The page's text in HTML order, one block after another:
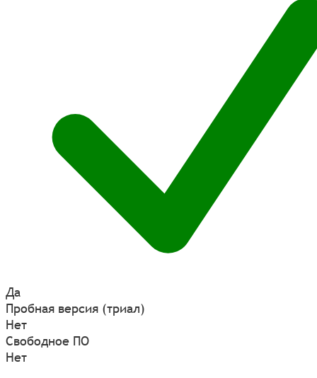
Да
Пробная версия (триал)
Нет
Свободное ПО
Нет